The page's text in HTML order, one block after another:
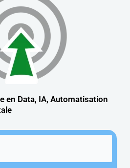
en Data, IA, Automatisation